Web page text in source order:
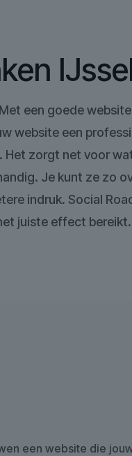
een goede
website een
zorgt net voor
Je kunt ze zo
indruk. Social
juiste effect
een website die